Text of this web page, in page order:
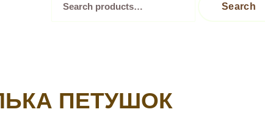
for:
Search
ПЕТУШОК